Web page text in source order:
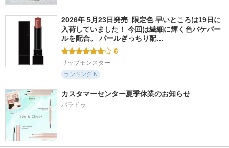
2026年 5月23日発売  限定色 早いところは19日に
入荷していました！ 今回は繊細に輝く色バケパー
ルを配合。 パールぎっちり配…
6
リップモンスター
ランキングIN
カスタマーセンター夏季休業のお知らせ
パラドゥ